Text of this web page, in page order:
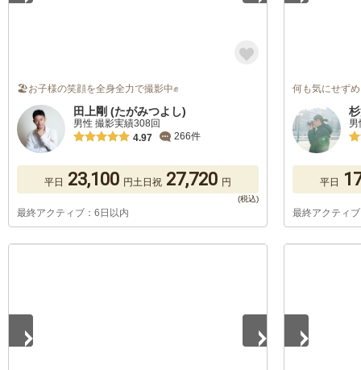
🏖お子様の笑顔を全身全力で撮影中✊
田上剛 (たがみつよし)
男性 撮影実績308回
4.97
266件
平日 23,100 円土日祝 27,720 円
最終アクティブ：6日以内
何も気にせず
平日
最終アクティ